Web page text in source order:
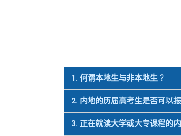
1. 何谓本地生与非本地生？
2. 内地的历届高考生是否可以
3. 正在就读大学或大专课程的